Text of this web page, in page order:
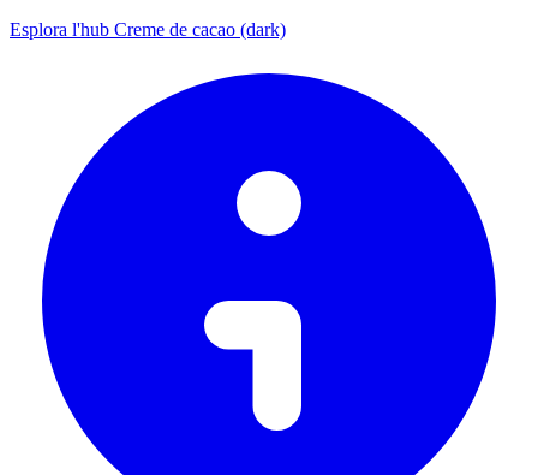
Esplora l'hub Creme de cacao (dark)